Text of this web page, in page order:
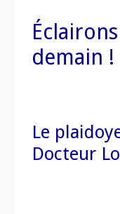
demain !
Le
Docteur